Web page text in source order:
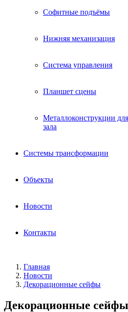
Софитные подъёмы
Нижняя механизация
Система управления
Планшет сцены
Металлоконструкции
зала
Системы трансформации
Объекты
Новости
Контакты
Главная
Новости
Декорационные сейфы
Декорационные сейфы